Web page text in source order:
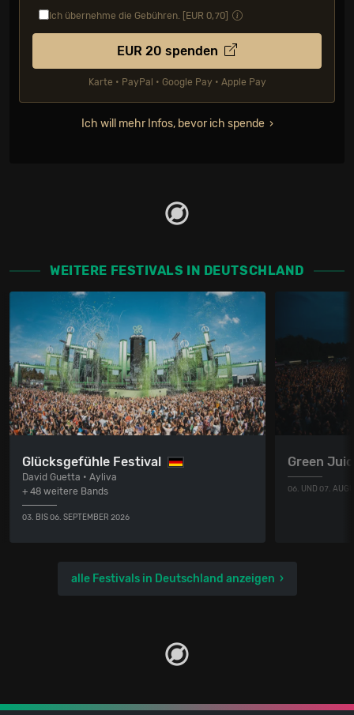
Ich übernehme die Gebühren. [EUR 0,70]
EUR 20 spenden
Karte • PayPal • Google Pay • Apple Pay
Ich will mehr Infos, bevor ich spende
WEITERE FESTIVALS IN DEUTSCHLAND
Glücksgefühle Festival
David Guetta • Ayliva
+ 48 weitere Bands
03. BIS 06. SEPTEMBER 2026
Green
06. UND 07.
alle Festivals in Deutschland anzeigen